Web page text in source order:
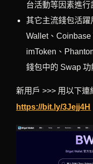
台活動等因素進行
其它主流錢包活
Wallet、Coinbase
imToken、
錢包中的 Swap 功
新用戶 >>> 用以下
https://bit.ly/3Jejj4H